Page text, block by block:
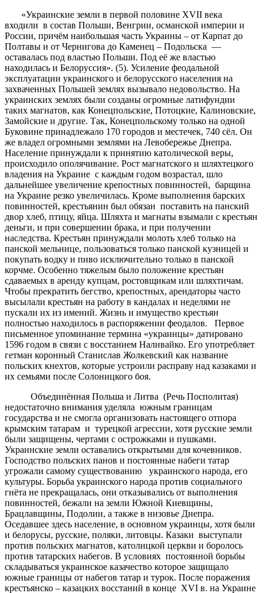
«Украинские земли в первой половине ХVII века
входили в состав Польши, Венгрии, османской империи и
России, причём наибольшая часть Украины – от Карпат до
Полтавы и от Чернигова до Каменец – Подольска —
оставалась под властью Польши. Под её же властью
находилась и Белоруссия». (5). Усиление феодальной
эксплуатации украинского и белорусского населения на
захваченных Польшей землях вызывало недовольство. На
украинских землях были созданы огромные латифундии
таких магнатов, как Конецпольские, Потоцкие, Калиновские,
Замойские и другие. Так, Конецпольскому только на одной
Буковине принадлежало 170 городов и местечек, 740 сёл. Он
же владел огромными землями на Левобережье Днепра.
Население принуждали к принятию католической веры,
происходило ополячивание. Рост магнатского и шляхтецкого
владения на Украине с каждым годом возрастал, шло
дальнейшее увеличение крепостных повинностей, барщина
на Украине резко увеличилась. Кроме выполнения барских
повинностей, крестьянин был обязан поставить на панский
двор хлеб, птицу, яйца. Шляхта и магнаты взымали с крестьян
деньги, и при совершении брака, и при получении
наследства. Крестьян принуждали молоть хлеб только на
панской мельнице, пользоваться только панской кузницей и
покупать водку и пиво исключительно только в панской
корчме. Особенно тяжелым было положение крестьян
сдаваемых в аренду купцам, ростовщикам или шляхтичам.
Чтобы прекратить бегство, крепостных, арендаторы часто
высылали крестьян на работу в кандалах и неделями не
пускали их из имений. Жизнь и имущество крестьян
полностью находилось в распоряжении феодалов. Первое
письменное упоминание термина «украинцы» датировано
1596 годом в связи с восстанием Наливайко. Его употребляет
гетман коронный Станислав Жолкевский как название
польских кнехтов, которые устроили расправу над казаками и
их семьями после Солоницкого боя.
Объединённая Польша и Литва (Речь Посполитая)
недостаточно внимания уделяла южным границам
государства и не смогла организовать настоящего отпора
крымским татарам и турецкой агрессии, хотя русские земли
были защищены, чертами с острожками и пушками.
Украинские земли оставались открытыми для кочевников.
Господство польских панов и постоянные набеги татар
угрожали самому существованию украинского народа, его
культуры. Борьба украинского народа против социального
гнёта не прекращалась, они отказывались от выполнения
повинностей, бежали на земли Южной Киевщины,
Брацлавщины, Подолии, а также в низовье Днепра.
Оседавшее здесь население, в основном украинцы, хотя были
и белорусы, русские, поляки, литовцы. Казаки выступали
против польских магнатов, католицкой церкви и боролось
против татарских набегов. В условиях постоянной борьбы
складываться украинское казачество которое защищало
южные границы от набегов татар и турок. После поражения
крестьянско – казацких восстаний в конце ХVI в. на Украине